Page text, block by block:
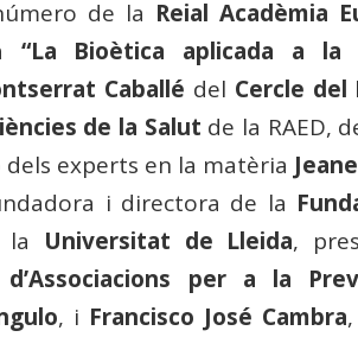
de la Reial Acadèmia
“La Bioètica aplicada a la
Caballé del Cercle del
de la Salut de la RAED,
dels experts en la matèria
i directora de la
la Universitat de Lleida,
d’Associacions per a la
, i Francisco José Cambra